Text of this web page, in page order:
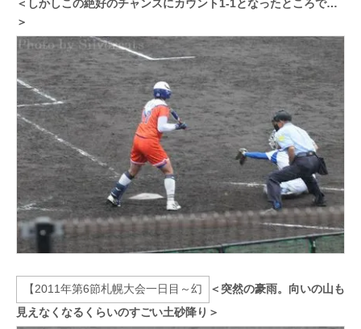
＜しかしこの絶好のチャンスにカウント1-1となったところで…
＞
＜突然の豪雨。向いの山も
見えなくなるくらいのすごい土砂降り＞